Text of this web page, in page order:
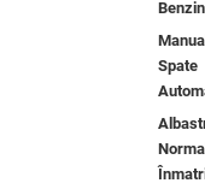
Spate